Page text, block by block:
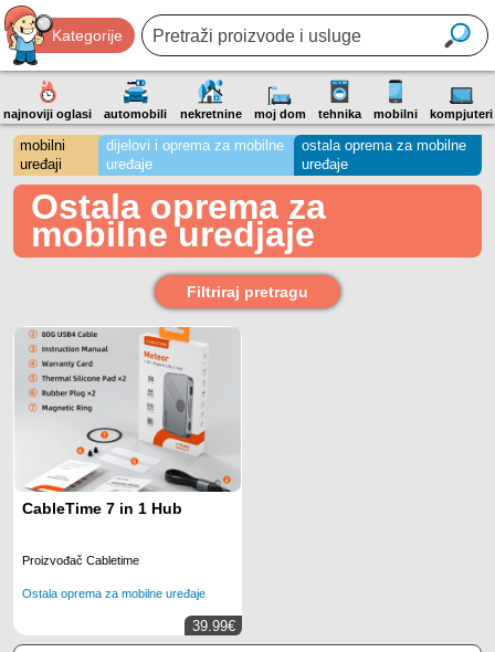
Kategorije
najnoviji oglasi automobili nekretnine moj dom tehnika mobilni kompjuteri
mobilni
uređaji
dijelovi i oprema za mobilne
uređaje
ostala oprema za mobilne
uređaje
Ostala oprema za
mobilne uredjaje
Filtriraj pretragu
CableTime 7 in 1 Hub
Proizvođač Cabletime
Ostala oprema za mobilne uređaje
39.99€